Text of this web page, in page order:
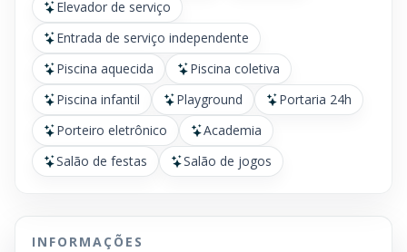
Elevador de serviço
Entrada de serviço independente
Piscina aquecida
Piscina coletiva
Piscina infantil
Playground
Portaria 24h
Porteiro eletrônico
Academia
Salão de festas
Salão de jogos
INFORMAÇÕES